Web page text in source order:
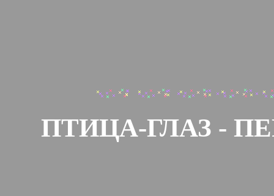
ПТИЦА-ГЛАЗ -